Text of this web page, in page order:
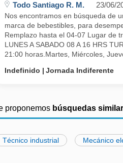
Todo Santiago R. M. 23/06/
Nos encontramos en búsqueda de
marca de bebestibles, para
Remplazo hasta el 04-07 Lugar de
LUNES A SABADO 08 A 16 HRS
21:00 horas.Martes, Miércoles,
Indefinido
Jornada Indiferente
proponemos búsquedas
Técnico industrial Mecánico